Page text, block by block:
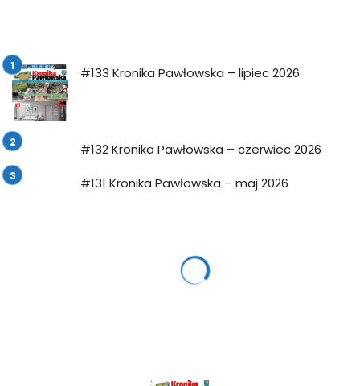
#133 Kronika Pawłowska – lipiec 2026
#132 Kronika Pawłowska – czerwiec 2026
#131 Kronika Pawłowska – maj 2026